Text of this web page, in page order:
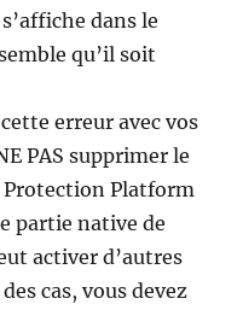
dans le
qu’il soit
erreur avec vos
PAS supprimer le
Platform
partie native de
activer d’autres
cas, vous devez